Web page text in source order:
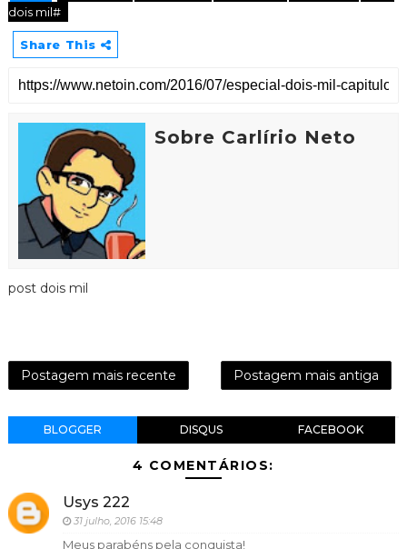
dois mil#
Share This
Sobre Carlírio Neto
post dois mil
Postagem mais recente Postagem mais antiga
BLOGGER DISQUS FACEBOOK
4 COMENTÁRIOS:
Usys 222
31 julho, 2016 15:48
Meus parabéns pela conquista!